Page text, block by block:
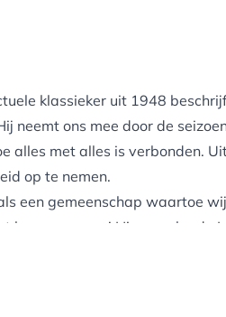
klassieker uit 1948
neemt ons mee door de
alles met alles is verbonden.
op te nemen.
een gemeenschap waartoe
haar omgaan.’ Hiermee legde
ethiek’ noemen.